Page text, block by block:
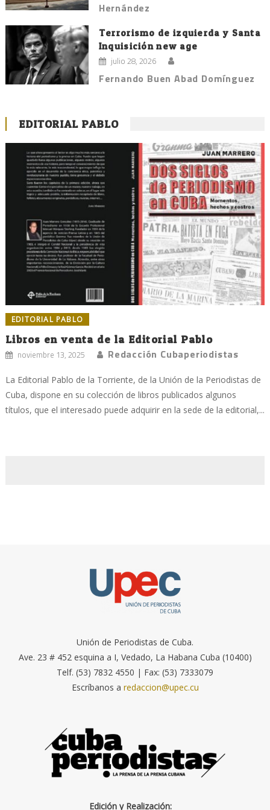
Hernández
Terrorismo de izquierda y Santa
Inquisición new age
julio 28, 2026
Fernando Buen Abad Domínguez
EDITORIAL PABLO
EDITORIAL PABLO
Libros en venta de la Editorial Pablo
noviembre 13, 2025 Redacción Cubaperiodistas
La Editorial Pablo de la Torriente, de la Unión de la Periodistas de
Cuba, dispone en su colección de libros publicados algunos
títulos, que el interesado puede adquirir en la sede de la editorial,...
Unión de Periodistas de Cuba.
Ave. 23 # 452 esquina a I, Vedado, La Habana Cuba (10400)
Telf. (53) 7832 4550 | Fax: (53) 7333079
Escríbanos a redaccion@upec.cu
Edición y Realización: